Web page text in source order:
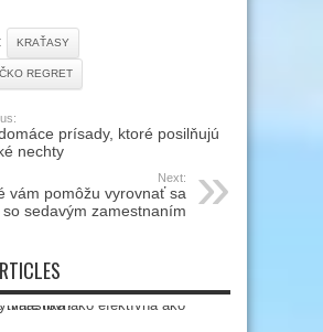
KRAŤASY
REGRET
prísady, ktoré posilňujú
nechty
Next:
vám pomôžu vyrovnať sa
so sedavým zamestnaním